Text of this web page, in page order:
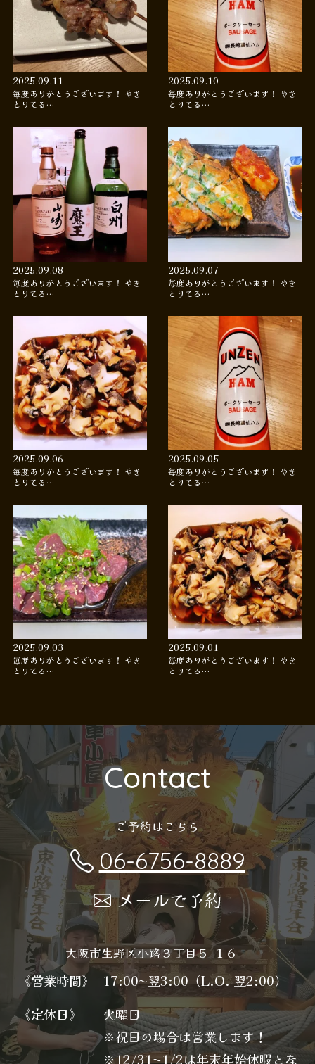
2025.09.11
毎度ありがとうございます！ やき
とりてる…
2025.09.10
毎度ありがとうございます！ やき
とりてる…
2025.09.08
毎度ありがとうございます！ やき
とりてる…
2025.09.07
毎度ありがとうございます！ やき
とりてる…
2025.09.06
毎度ありがとうございます！ やき
とりてる…
2025.09.05
毎度ありがとうございます！ やき
とりてる…
2025.09.03
毎度ありがとうございます！ やき
とりてる…
2025.09.01
毎度ありがとうございます！ やき
とりてる…
Contact
ご予約はこちら
06-6756-8889
メールで予約
大阪市生野区小路３丁目５−１６
《営業時間》
17:00〜翌3:00（L.O. 翌2:00）
《定休日》
火曜日
※祝日の場合は営業します！
※12/31〜1/2は年末年始休暇とな